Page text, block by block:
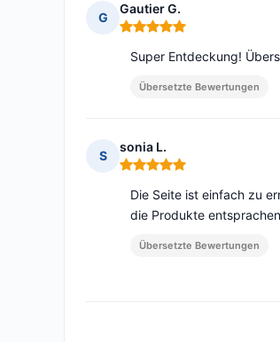
G
Gautier G.
Hinweis: 5 von 5
Super Entdeckung!
Übersetzte Bewertungen
S
sonia L.
Hinweis: 5 von 5
Die Seite ist einfach zu
die Produkte
Übersetzte Bewertungen